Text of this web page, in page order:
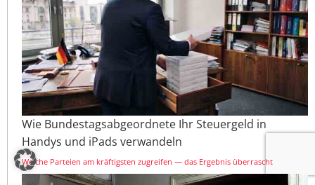
Wie Bundestagsabgeordnete Ihr Steuergeld in
Handys und iPads verwandeln
Welche Parteien am kräftigsten zugreifen — das Ergebnis überrascht